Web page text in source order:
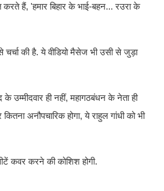
करते हैं, 'हमार बिहार के भाई-बहन... रउरा के
की है. ये वीडियो मैसेज भी उसी से जुड़ा
उम्मीदवार ही नहीं, महागठबंधन के नेता ही
अनौपचारिक होगा, ये राहुल गांधी को भी
कवर करने की कोशिश होगी.